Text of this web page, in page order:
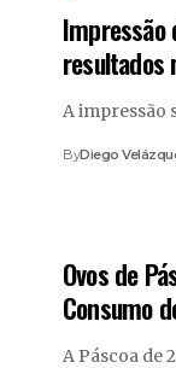
Impressão
resultados
A impressão
ByDiego
Ovos de
Consumo
A Páscoa de